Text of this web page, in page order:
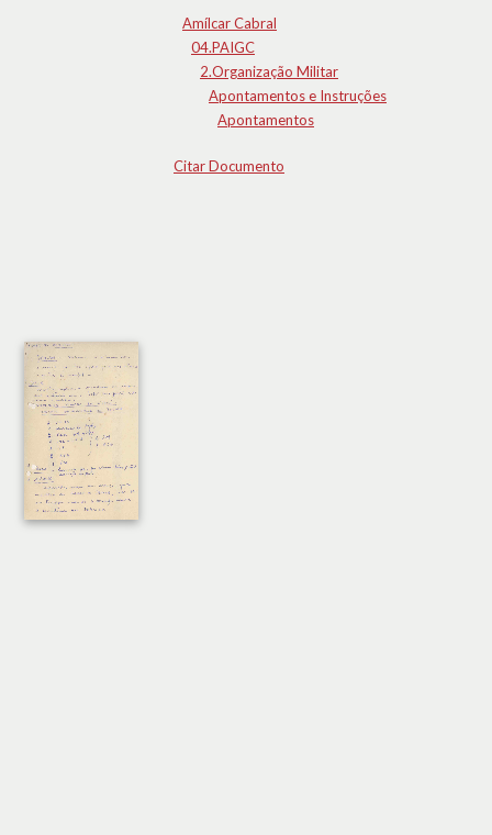
Amílcar Cabral
04.PAIGC
2.Organização Militar
Apontamentos e Instruções
Apontamentos
Citar Documento